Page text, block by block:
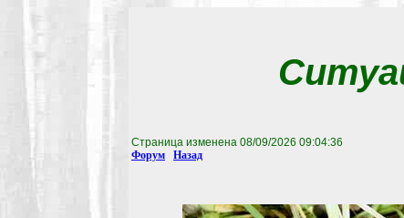
Страница изменена 08/09/2026 09:04:36
Форум
Назад